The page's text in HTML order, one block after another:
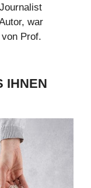
war
Prof.
IHNEN